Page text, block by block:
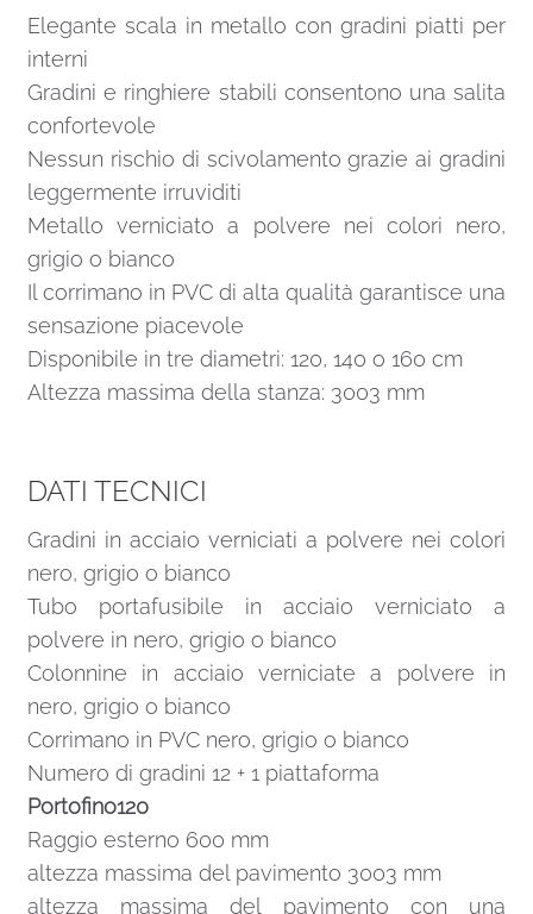
Elegante scala in metallo con gradini piatti per
interni
Gradini e ringhiere stabili consentono una salita
confortevole
Nessun rischio di scivolamento grazie ai gradini
leggermente irruviditi
Metallo verniciato a polvere nei colori nero,
grigio o bianco
Il corrimano in PVC di alta qualità garantisce una
sensazione piacevole
Disponibile in tre diametri: 120, 140 o 160 cm
Altezza massima della stanza: 3003 mm
DATI TECNICI
Gradini in acciaio verniciati a polvere nei colori
nero, grigio o bianco
Tubo portafusibile in acciaio verniciato a
polvere in nero, grigio o bianco
Colonnine in acciaio verniciate a polvere in
nero, grigio o bianco
Corrimano in PVC nero, grigio o bianco
Numero di gradini 12 + 1 piattaforma
Portofino120
Raggio esterno 600 mm
altezza massima del pavimento 3003 mm
altezza massima del pavimento con una